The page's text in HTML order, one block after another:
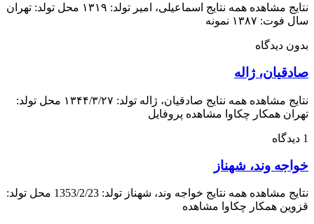
نتایج مشاهده همه نتایج اسماعیلی، امیر تولد: ۱۳۱۹ محل تولد: تهران
سال فوت: ۱۳۸۷ نمونه
بدون دیدگاه
صادقیان، ژاله
نتایج مشاهده همه نتایج صادقیان، ژاله تولد: ۱۳۴۴/۳/۲۷ محل تولد:
تهران همکار چکاوا مشاهده پروفایل
1 دیدگاه
خواجه وند، شهناز
نتایج مشاهده همه نتایج خواجه وند، شهناز تولد: 1353/2/23 محل تولد:
قزوین همکار چکاوا مشاهده